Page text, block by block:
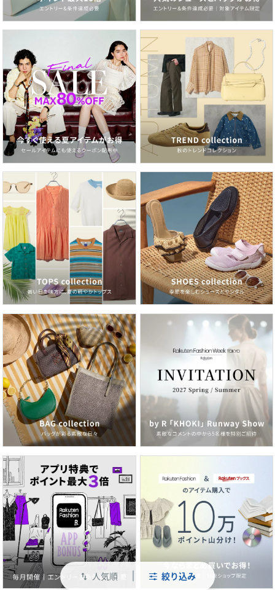
swap_vert 人気順 絞り込み